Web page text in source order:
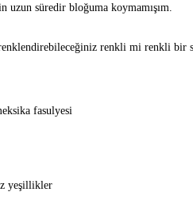
süredir bloğuma koymamışım.
renkli mi renkli bir
fasulyesi
yeşillikler